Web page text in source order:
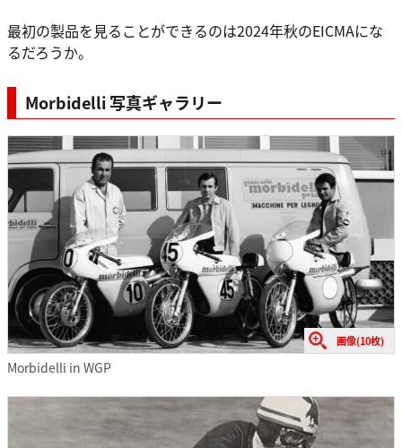
最初の製品を見ることができるのは2024年秋のEICMAにな
るだろうか。
Morbidelli 写真ギャラリー
画像(10枚)
Morbidelli in WGP